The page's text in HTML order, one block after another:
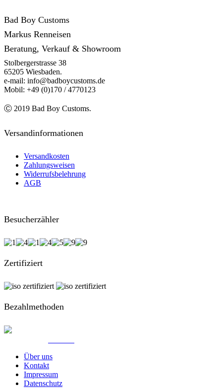
Bad Boy Customs
Markus Renneisen
Beratung, Verkauf & Showroom
Stolbergerstrasse 38
65205 Wiesbaden.
e-mail: info@badboycustoms.de
Mobil: +49 (0)170 / 4770123
Ⓒ 2019 Bad Boy Customs.
Versandinformationen
Versandkosten
Zahlungsweisen
Widerrufsbelehrung
AGB
Besucherzähler
Zertifiziert
Bezahlmethoden
Über uns
Kontakt
Impressum
Datenschutz